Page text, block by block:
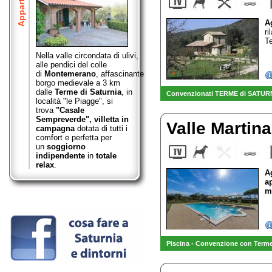
Nella valle circondata di ulivi,
alle pendici del colle
di Montemerano, affascinante
borgo medievale a 3 km
dalle Terme di Saturnia, in
località "le Piagge", si
trova "Casale
Sempreverde", villetta in
campagna dotata di tutti i
comfort e perfetta per
un soggiorno
indipendente in totale
relax.
Convenzionati TERME di
Valle
Piscina - Convenzione con